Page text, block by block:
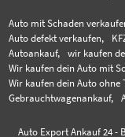
Auto mit Schaden
Auto defekt verkaufen,
Autoankauf,
wir kaufen
Wir kaufen dein Auto mit
Wir kaufen dein Auto ohne
Gebrauchtwagenankauf,
Auto Export Ankauf 24-